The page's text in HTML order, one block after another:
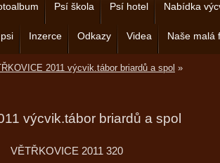
Psí škola Psí hotel Nabídka
Inzerce Odkazy Videa Naše malá
2011 výcvik.tábor briardů a spol »
výcvik.tábor briardů a spol
VĚTŘKOVICE 2011 320